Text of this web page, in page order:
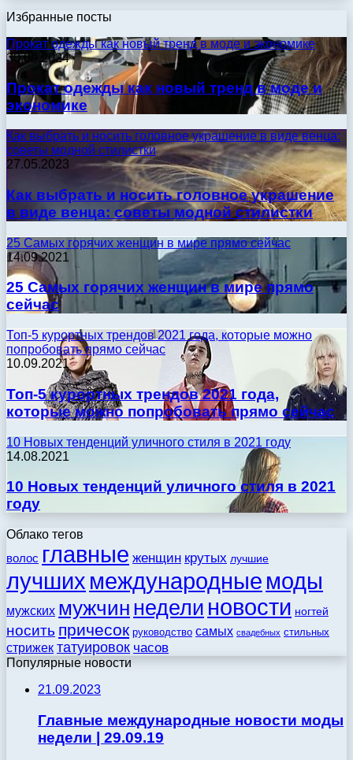
Избранные посты
Прокат одежды как новый тренд в моде и экономике
30.09.2024
Прокат одежды как новый тренд в моде и
экономике
Как выбрать и носить головное украшение в виде венца:
советы модной стилистки
27.05.2023
Как выбрать и носить головное украшение
в виде венца: советы модной стилистки
25 Самых горячих женщин в мире прямо сейчас
14.09.2021
25 Самых горячих женщин в мире прямо
сейчас
Топ-5 курортных трендов 2021 года, которые можно
попробовать прямо сейчас
10.09.2021
Топ-5 курортных трендов 2021 года,
которые можно попробовать прямо сейчас
10 Новых тенденций уличного стиля в 2021 году
14.08.2021
10 Новых тенденций уличного стиля в 2021
году
Облако тегов
волос главные женщин крутых лучшие
лучших международные моды
мужских мужчин недели новости ногтей
носить причесок руководство самых свадебных стильных
стрижек татуировок часов
Популярные новости
21.09.2023
Главные международные новости моды
недели | 29.09.19